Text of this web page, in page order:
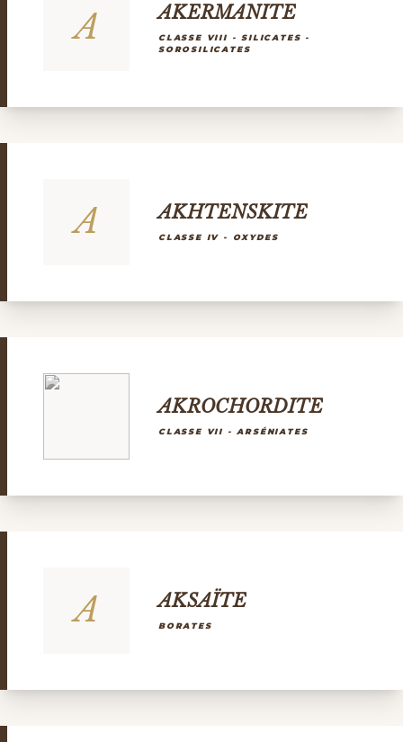
A AKERMANITE
CLASSE VIII - SILICATES -
SOROSILICATES
A AKHTENSKITE
CLASSE IV - OXYDES
AKROCHORDITE
CLASSE VII - ARSÉNIATES
A AKSAÏTE
BORATES